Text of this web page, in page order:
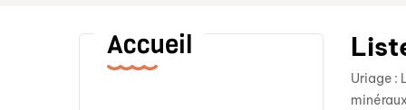
Accueil
Uriage :